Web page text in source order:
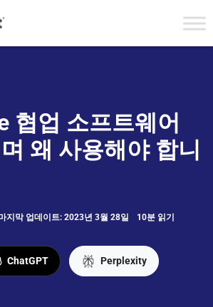
협업 소프트웨어
왜 사용해야 합니
지막 업데이트: 2023년 3월 28일 10분 읽기
ChatGPT Perplexity